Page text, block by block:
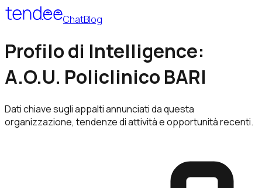
ChatBlog
Profilo di Intelligence:
A.O.U. Policlinico BARI
Dati chiave sugli appalti annunciati da questa
organizzazione, tendenze di attività e opportunità recenti.